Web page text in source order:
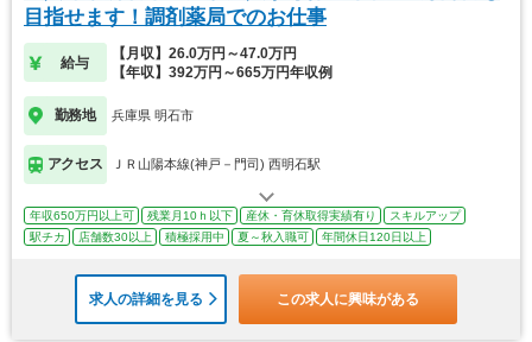
目指せます！調剤薬局でのお仕事
給与
【月収】26.0万円～47.0万円
【年収】392万円～665万円年収例
勤務地 兵庫県 明石市
アクセス ＪＲ山陽本線(神戸－門司) 西明石駅
年収650万円以上可 残業月10ｈ以下 産休・育休取得実績有り
スキルアップ
駅チカ
店舗数30以上 積極採用中 夏～秋入職可 年間休日120日以上
求人の詳細を見る この求人に興味がある